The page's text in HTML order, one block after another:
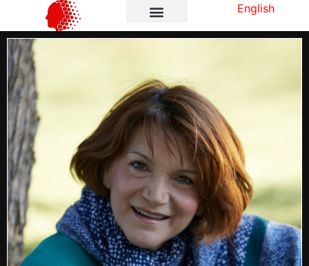
English